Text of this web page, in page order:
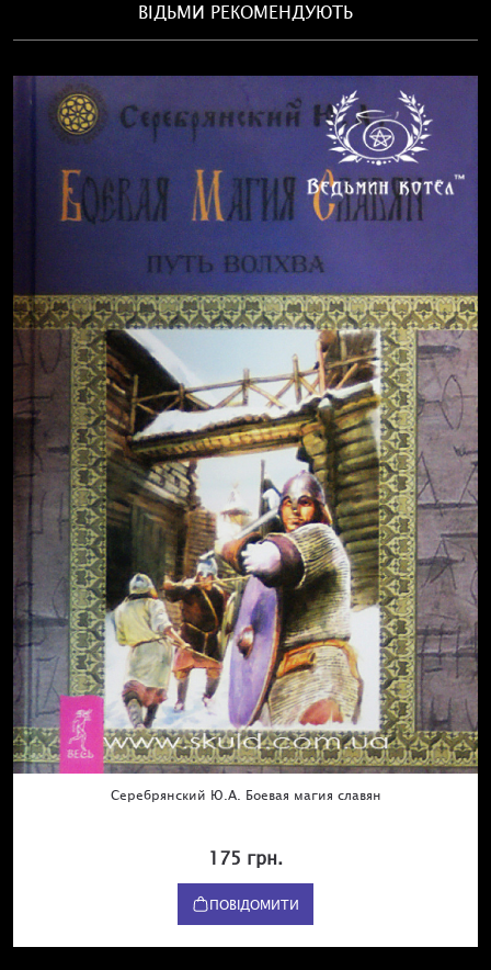
ВІДЬМИ РЕКОМЕНДУЮТЬ
Серебрянский Ю.А. Боевая магия славян
175 грн.
ПОВІДОМИТИ